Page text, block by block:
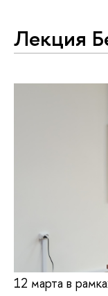
Лекция
12 марта в